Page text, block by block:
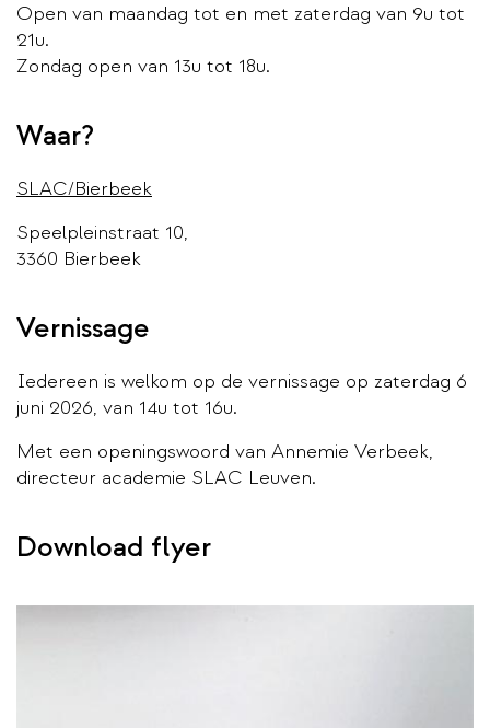
Open van maandag tot en met zaterdag van 9u tot
21u.
Zondag open van 13u tot 18u.
Waar?
SLAC/Bierbeek
Speelpleinstraat 10,
3360 Bierbeek
Vernissage
Iedereen is welkom op de vernissage op zaterdag 6
juni 2026, van 14u tot 16u.
Met een openingswoord van Annemie Verbeek,
directeur academie SLAC Leuven.
Download flyer